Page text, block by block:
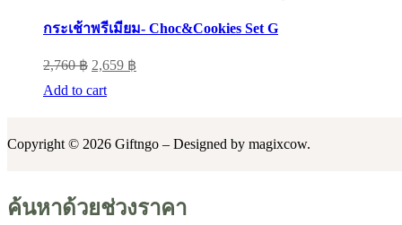
กระเช้าพรีเมียม- Choc&Cookies Set G
2,760฿ Original
price
2,760 ฿.
2,659 ฿
2,659 ฿.
Add to cart
Copyright © 2026 Giftngo – Designed by magixcow.
ค้นหาด้วยช่วงราคา